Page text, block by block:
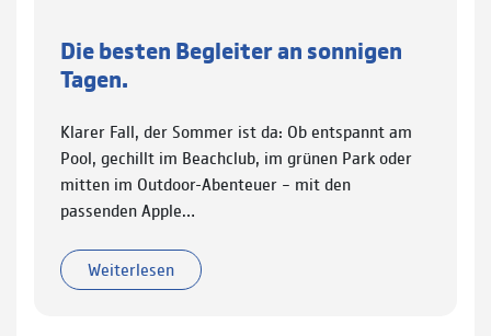
Die besten Begleiter an sonnigen
Tagen.
Klarer Fall, der Sommer ist da: Ob entspannt am
Pool, gechillt im Beachclub, im grünen Park oder
mitten im Outdoor-Abenteuer – mit den
passenden Apple…
Weiterlesen